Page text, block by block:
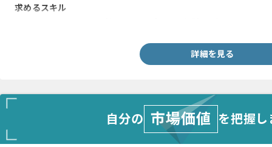
求めるスキル
詳細を見る
自分の 市場価値 を把握